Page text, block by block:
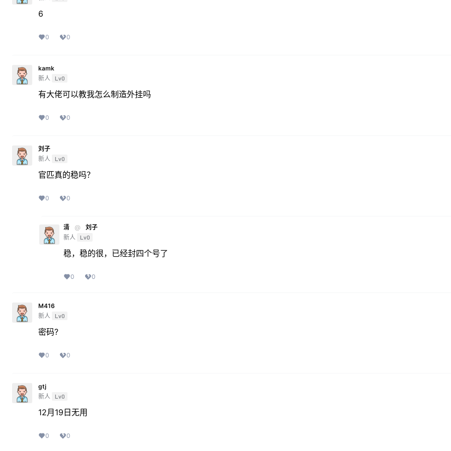
6
0 0
kamk
新人
Lv0
有大佬可以教我怎么制造外挂吗
0 0
刘子
新人
Lv0
官匹真的稳吗？
0 0
清 @
刘子
新人
Lv0
稳，稳的很，已经封四个号了
0 0
M416
新人
Lv0
密码?
0 0
gtj
新人
Lv0
12月19日无用
0 0